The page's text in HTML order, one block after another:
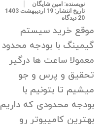
نویسنده: امین شایگان
تاریخ انتشار: 19 اردیبهشت 1403
20 دیدگاه
موقع خرید سیستم
گیمینگ با بودجه محدود
معمولا ساعت ها درگیر
تحقیق و پرس و جو
میشیم تا بتونیم با
بودجه محدودی که داریم
بهترین کامپیوتر رو